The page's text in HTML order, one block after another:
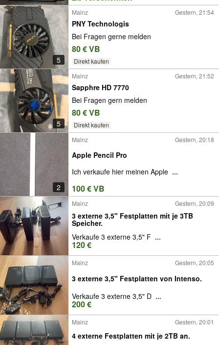
5
Mainz Gestern, 21:54
PNY Technologis
Bei Fragen gerne melden
80 € VB
Direkt kaufen
5
Mainz Gestern, 21:52
Sapphre HD 7770
Bei Fragen gern melden
80 € VB
Direkt kaufen
2
Mainz Gestern, 20:18
Apple Pencil Pro
Ich verkaufe hier meinen Apple ...
100 € VB
Mainz Gestern, 20:09
3 externe 3,5" Festplatten mit je 3TB
Speicher.
Verkaufe 3 externe 3,5" F ...
120 €
Mainz Gestern, 20:05
3 externe 3,5" Festplatten von Intenso.
Verkaufe 3 externe 3,5" D ...
200 €
Mainz Gestern, 20:01
4 externe Festplatten mit je 2TB an.